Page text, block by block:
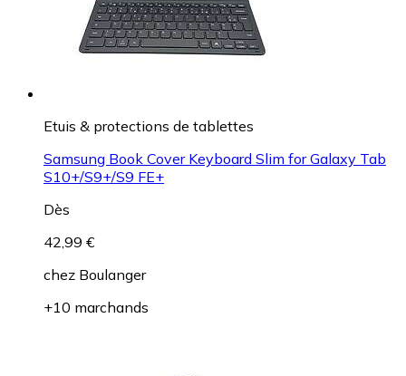
Etuis & protections de tablettes
Samsung Book Cover Keyboard Slim for Galaxy Tab
S10+/S9+/S9 FE+
Dès
42,99 €
chez Boulanger
+10 marchands